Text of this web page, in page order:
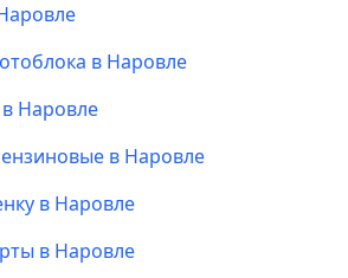
в Наровле
Наровле
в Наровле
в Наровле
в Наровле